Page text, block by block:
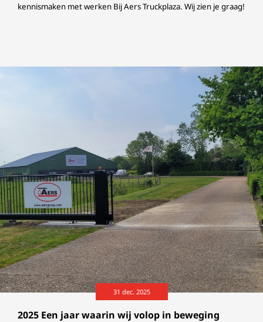
kennismaken met werken Bij Aers Truckplaza. Wij zien je graag!
2025 Een jaar waarin wij volop in beweging
31 dec. 2025